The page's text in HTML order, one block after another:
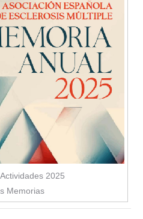
2025
Memorias